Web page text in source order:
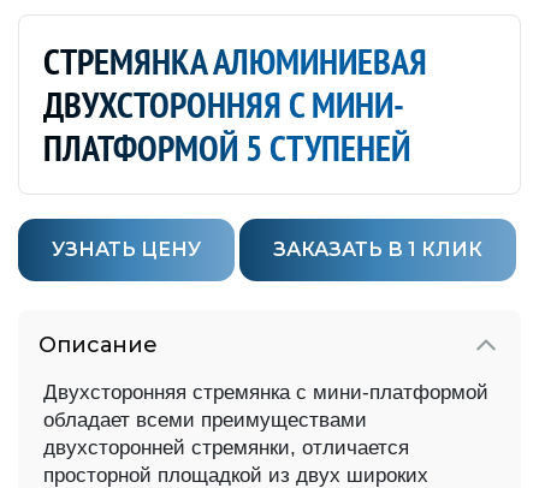
СТРЕМЯНКА АЛЮМИНИЕВАЯ
ДВУХСТОРОННЯЯ С МИНИ-
ПЛАТФОРМОЙ 5 СТУПЕНЕЙ
УЗНАТЬ ЦЕНУ ЗАКАЗАТЬ В 1 КЛИК
Описание
Двухсторонняя стремянка с мини-платформой
обладает всеми преимуществами
двухсторонней стремянки, отличается
просторной площадкой из двух широких